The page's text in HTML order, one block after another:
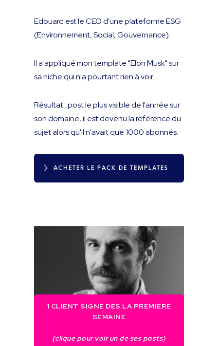
Edouard est le CEO d'une plateforme ESG
(Environnement, Social, Gouvernance).
Il a appliqué mon template "Elon Musk" sur
sa niche qui n'a pourtant rien à voir.
Résultat : post le plus visible de l'année sur
son domaine, il est devenu la référence du
sujet alors qu'il n'avait que 1000 abonnés.
ACHETER LE PACK DE TEMPLATES
1 CLIENT SIGNÉ DÈS LA PREMIÈRE
SEMAINE
(clique pour voir un de ses posts)